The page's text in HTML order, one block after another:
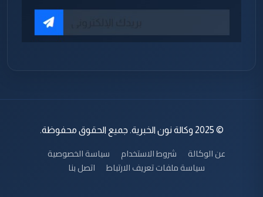
© 2025 وكالة نون الخبرية. جميع الحقوق محفوظة.
عن الوكالة شروط الاستخدام
سياسة الخصوصية
سياسة ملفات تعريف الارتباط
اتصل بنا